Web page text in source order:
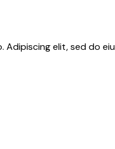
elit, sed do